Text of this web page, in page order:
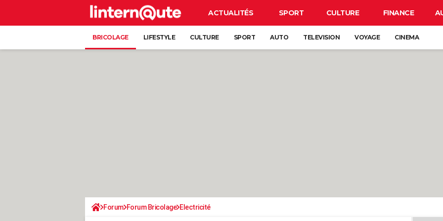
ACTUALITÉS SPORT CULTURE FINANCE
BRICOLAGE LIFESTYLE CULTURE SPORT AUTO TELEVISION VOYAGE CINEMA
Forum Forum Bricolage Electricité